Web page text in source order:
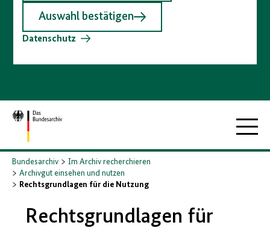
Auswahl bestätigen
Datenschutz
Zur
Startseite
Bundesarchiv
Im Archiv recherchieren
Archivgut einsehen und nutzen
Rechtsgrundlagen für die Nutzung
Rechtsgrundlagen für